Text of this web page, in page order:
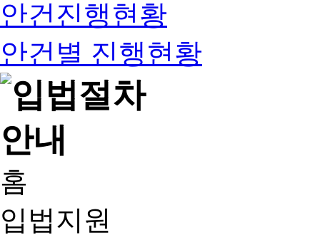
안건진행현황
안건별 진행현황
홈
입법지원